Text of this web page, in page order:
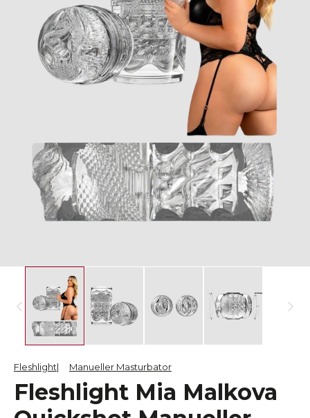
Fleshlight Manueller Masturbator
Fleshlight Mia Malkova